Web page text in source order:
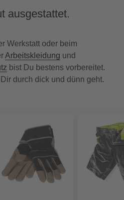
ausgestattet.
Werkstatt oder beim
Arbeitskleidung und
bist Du bestens vorbereitet.
durch dick und dünn geht.